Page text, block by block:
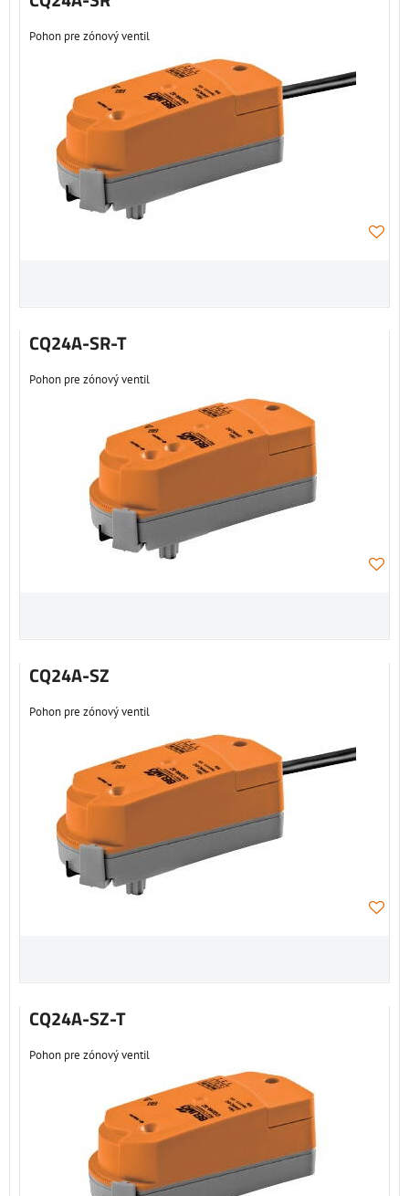
Pohon pre zónový ventil
CQ24A-SR-T
Pohon pre zónový ventil
CQ24A-SZ
Pohon pre zónový ventil
CQ24A-SZ-T
Pohon pre zónový ventil